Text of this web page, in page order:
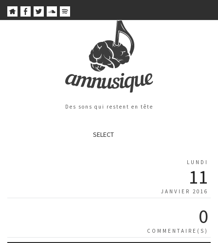
Des sons qui restent en tête
SELECT
LUNDI
11
JANVIER 2016
0
COMMENTAIRE(S)